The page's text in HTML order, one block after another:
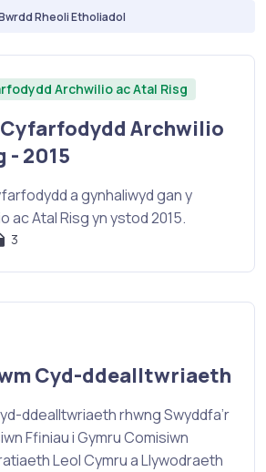
Rheoli Etholiadol
Archwilio
- 2015
Archwilio ac Atal Risg
a gynhaliwyd gan y
ac Atal Risg yn ystod 2015.
3
Cyd-ddealltwriaeth
ddealltwriaeth rhwng Swyddfa’r
Ffiniau i Gymru Comisiwn
Leol Cymru a Llywodraeth